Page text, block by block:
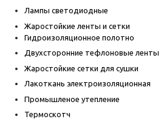
Лампы светодиодные
Жаростойкие ленты и сетки
Гидроизоляционное полотно
Двухсторонние тефлоновые ленты
Жаростойкие сетки для сушки
Лакоткань электроизоляционная
Промышленое утепление
Термоскотч